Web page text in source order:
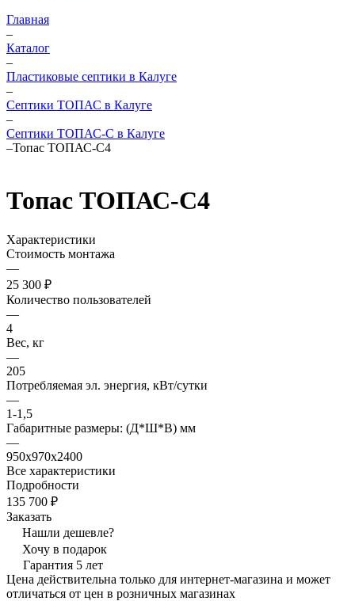
Главная
–
Каталог
–
Пластиковые септики в Калуге
–
Септики ТОПАС в Калуге
–
Септики ТОПАС-С в Калуге
–Топас ТОПАС-С4
Топас ТОПАС-С4
Характеристики
Стоимость монтажа
—
25 300 ₽
Количество пользователей
—
4
Вес, кг
—
205
Потребляемая эл. энергия, кВт/сутки
—
1-1,5
Габаритные размеры: (Д*Ш*В) мм
—
950х970х2400
Все характеристики
Подробности
135 700 ₽
Заказать
Нашли дешевле?
Хочу в подарок
Гарантия 5 лет
Цена действительна только для интернет-магазина и может
отличаться от цен в розничных магазинах